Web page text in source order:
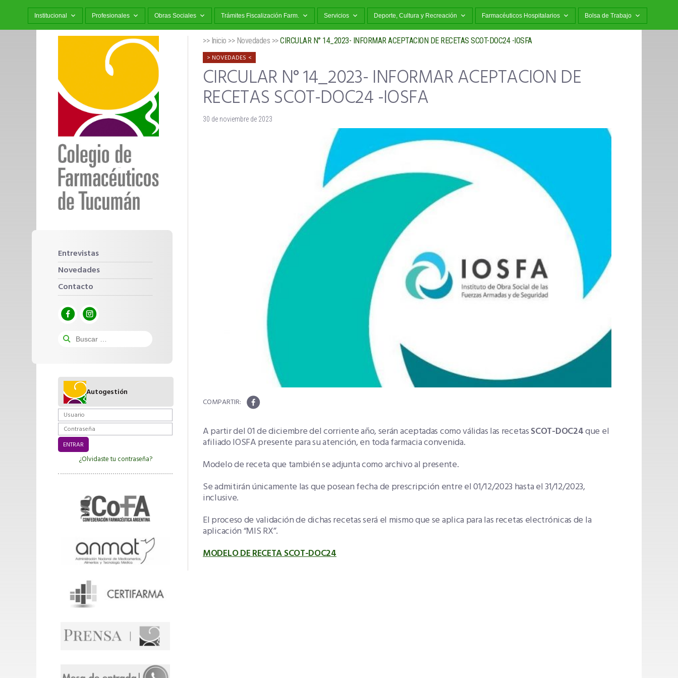
Institucional Profesionales Obras Sociales Trámites Fiscalización Farm. Servicios Deporte, Cultura y Recreación Farmacéuticos Hospitalarios Bolsa de Trabajo
Entrevistas
Novedades
Contacto
Autogestión
¿Olvidaste tu contraseña?
>> Inicio >> Novedades >>CIRCULAR N° 14_2023- INFORMAR ACEPTACION DE RECETAS SCOT-DOC24 -IOSFA
NOVEDADES
CIRCULAR N° 14_2023- INFORMAR ACEPTACION DE
RECETAS SCOT-DOC24 -IOSFA
30 de noviembre de 2023
A partir del 01 de diciembre del corriente año, serán aceptadas como válidas las recetasSCOT-DOC24que el
afiliado IOSFA presente para su atención, en toda farmacia convenida.
Modelo de receta que también se adjunta como archivo al presente.
Se admitirán únicamente las que posean fecha de prescripción entre el 01/12/2023 hasta el 31/12/2023,
inclusive.
El proceso de validación de dichas recetas será el mismo que se aplica para las recetas electrónicas de la
aplicación “MIS RX”.
MODELO DE RECETA SCOT-DOC24